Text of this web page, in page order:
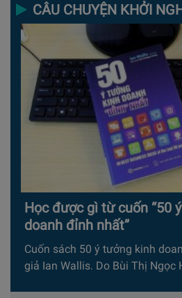
CÂU CHUYỆN KHỞI
Học được gì từ cuốn “50
doanh đỉnh nhất”
Cuốn sách 50 ý tưởng kinh
giả Ian Wallis. Do Bùi Thị Ngọc